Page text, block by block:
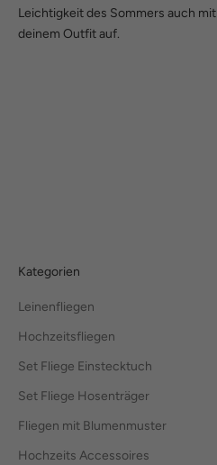
Leichtigkeit des Sommers auch mit
deinem Outfit auf.
Kategorien
Leinenfliegen
Hochzeitsfliegen
Set Fliege Einstecktuch
Set Fliege Hosenträger
Fliegen mit Blumenmuster
Hochzeits Accessoires